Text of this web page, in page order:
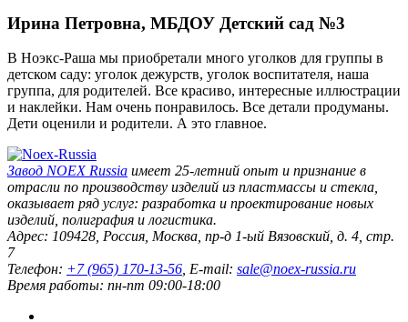
Ирина Петровна, МБДОУ Детский сад №3
В Ноэкс-Раша мы приобретали много уголков для группы в
детском саду: уголок дежурств, уголок воспитателя, наша
группа, для родителей. Все красиво, интересные иллюстрации
и наклейки. Нам очень понравилось. Все детали продуманы.
Дети оценили и родители. А это главное.
Завод NOEX Russia имеет 25-летний опыт и признание в
отрасли по производству изделий из пластмассы и стекла,
оказывает ряд услуг: разработка и проектирование новых
изделий, полиграфия и логистика.
Адрес: 109428 Россия Москва пр-д 1-ый Вязовский, д. 4, стр.
7
Телефон: +7 (965) 170-13-56 , E-mail: sale@noex-russia.ru
Время работы: пн-пт 09:00-18:00